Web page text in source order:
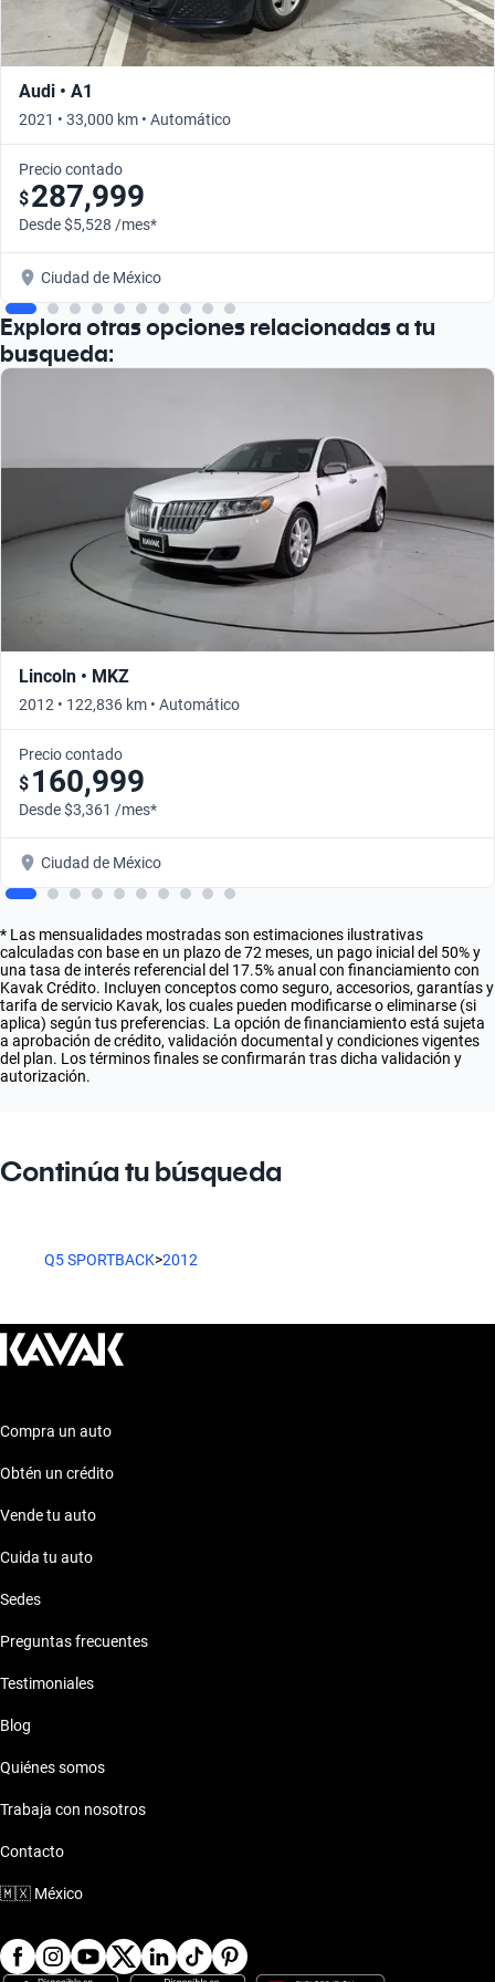
Audi • A1
2021 • 33,000 km • Automático
Precio contado
$287,999
Desde $5,528 /mes*
Ciudad de México
Explora otras opciones relacionadas a tu
busqueda:
Lincoln • MKZ
2012 • 122,836 km • Automático
Precio contado
$ 160,999
Desde $3,361 /mes*
Ciudad de México
* Las mensualidades mostradas son estimaciones ilustrativas
calculadas con base en un plazo de 72 meses, un pago inicial del 50% y
una tasa de interés referencial del 17.5% anual con financiamiento con
Kavak Crédito. Incluyen conceptos como seguro, accesorios, garantías y
tarifa de servicio Kavak, los cuales pueden modificarse o eliminarse (si
aplica) según tus preferencias. La opción de financiamiento está sujeta
a aprobación de crédito, validación documental y condiciones vigentes
del plan. Los términos finales se confirmarán tras dicha validación y
autorización.
Continúa tu búsqueda
Q5 SPORTBACK>2012
Compra un auto
Obtén un crédito
Vende tu auto
Cuida tu auto
Sedes
Preguntas frecuentes
Testimoniales
Blog
Quiénes somos
Trabaja con nosotros
Contacto
🇲🇽 México